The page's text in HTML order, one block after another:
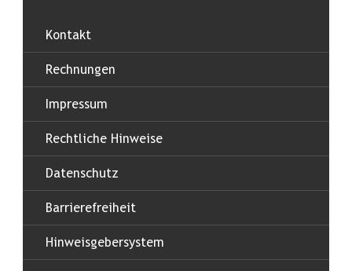
Kontakt
Rechnungen
Impressum
Rechtliche Hinweise
Datenschutz
Barrierefreiheit
Hinweisgebersystem